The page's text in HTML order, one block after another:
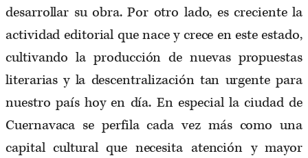
desarrollar su obra. Por otro lado, es creciente la
actividad editorial que nace y crece en este estado,
cultivando la producción de nuevas propuestas
literarias y la descentralización tan urgente para
nuestro país hoy en día. En especial la ciudad de
Cuernavaca se perfila cada vez más como una
capital cultural que necesita atención y mayor